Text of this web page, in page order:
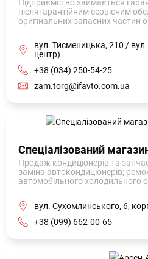
Підприємство займається
післягарантійним сервісним
оригінальних запасних частин
вул. Тисменицька, 210 /
центр)
+38 (034) 250-54-25
zam.torg@ifavto.com.ua
Спеціалізований
Продаж кондиціонерів та
заміна автокондиціонерів;
автомобільного холодильного
вул. Сухомлинського, 6,
+38 (099) 662-00-65